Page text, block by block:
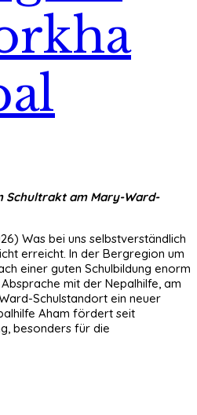
Schultrakt am Mary-Ward-
Was bei uns selbstverständlich
erreicht. In der Bergregion um
einer guten Schulbildung enorm
mit der Nepalhilfe, am
Schulstandort ein neuer
Aham fördert seit
besonders für die